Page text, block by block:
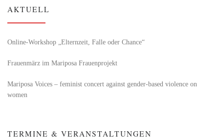
AKTUELL
Online-Workshop „Elternzeit, Falle oder Chance“
Frauenmärz im Mariposa Frauenprojekt
Mariposa Voices – feminist concert against gender-based violence on
women
TERMINE & VERANSTALTUNGEN